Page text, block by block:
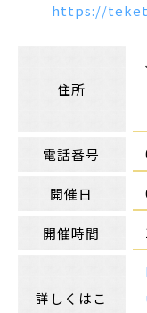
https://
住所
電話番号
開催日
開催時間
詳しくはこ